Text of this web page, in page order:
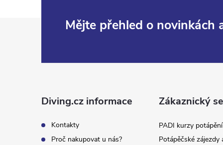
Mějte přehled o novinkách
Diving.cz informace
Kontakty
Proč nakupovat u nás?
Zákaznický
PADI kurzy potápění
Potápěčské zájezdy